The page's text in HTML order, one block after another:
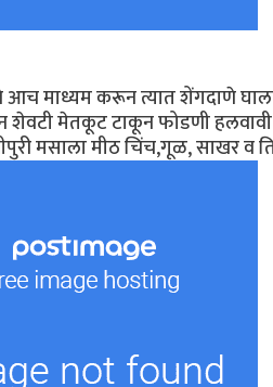
आच माध्यम करून त्यात शेंगदाणे
मेतकूट टाकून फोडणी
मसाला मीठ चिंच,गूळ, साखर व